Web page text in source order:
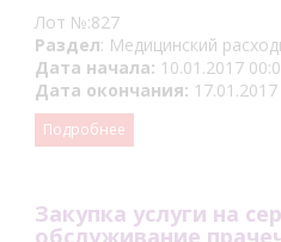
Лот №:827
Раздел: Медицинский
Дата начала: 10.01.2017
Дата окончания:
Подробнее
Закупка услуги на
обслуживание